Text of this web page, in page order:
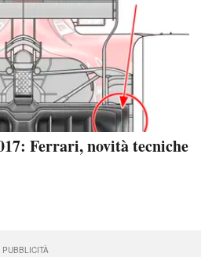
Ferrari, novità tecniche
PUBBLICITÀ